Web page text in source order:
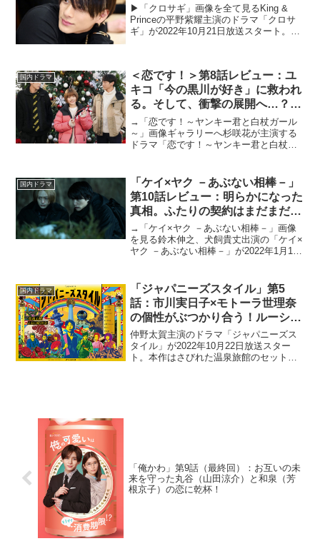
▶︎「クロサギ」画像を全て見るKing &
Princeの平野紫耀主演のドラマ「クロサ
ギ」が2022年10月21日放送スタート。人
崎...
国内ドラマ
＜恋です！＞第8話レビュー：ユ
キコ「今の黒川が好き」に救われ
る。そして、衝撃の展開へ…？
（※ストーリーネタバレあり）＜
～ヤンキー君と白杖ガール～＞
→「恋です！～ヤンキー君と白杖ガール
～」画像ギャラリーへ杉咲花が主演する
ドラマ「恋です！～ヤンキー君と白杖ガ
を突破した人気漫画「ヤンキー君と白杖
ガール」（作...
国内ドラマ
「ケイ×ヤク －あぶない相棒－」
第10話レビュー：明らかになった
真相。ふたりの契約はまだまだ続
く（※ストーリーネタバレあり）
→「ケイ×ヤク －あぶない相棒－」画像
を見る鈴木伸之、犬飼貴丈出演の「ケイ×
ヤク －あぶない相棒－」が2022年1月13
実写化した作品だ。公安警察の捜査官・
国下一...
国内ドラマ
「ジャパニーズスタイル」第5
話：市川実日子×モトーラ世理奈
の個性がぶつかり合う！ルーシー
と哲郎の未来は？
仲野太賀主演のドラマ「ジャパニーズス
タイル」が2022年10月22日放送スター
ト。本作はさびれた温泉旅館のセットを
「俺かわ」第9話（最終回）：お互いの未
来を守った丸谷（山田涼介）と和泉（芳
根京子）の恋に乾杯！